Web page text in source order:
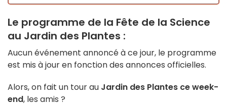
Le programme de la Fête de la Science
au Jardin des Plantes :
Aucun événement annoncé à ce jour, le programme
est mis à jour en fonction des annonces officielles.
Alors, on fait un tour au Jardin des Plantes ce week-
end, les amis ?